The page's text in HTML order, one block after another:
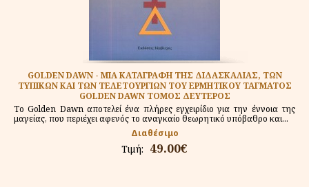
GOLDEN DAWN - ΜΙΑ ΚΑΤΑΓΡΑΦΗ ΤΗΣ ΔΙΔΑΣΚΑΛΙΑΣ, ΤΩΝ
ΤΥΠΙΚΩΝ ΚΑΙ ΤΩΝ ΤΕΛΕΤΟΥΡΓΙΩΝ ΤΟΥ ΕΡΜΗΤΙΚΟΥ ΤΑΓΜΑΤΟΣ
GOLDEN DAWN ΤΟΜΟΣ ΔΕΥΤΕΡΟΣ
Το Golden Dawn αποτελεί ένα πλήρες εγχειρίδιο για την έννοια της
μαγείας, που περιέχει αφενός το αναγκαίο θεωρητικό υπόβαθρο και...
Διαθέσιμο
Τιμή: 49.00€